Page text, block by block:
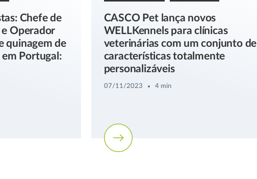
Chefe de
Operador
quinagem de
em Portugal:
CASCO Pet lança novos
WELLKennels para clínicas
veterinárias com um conjunto de
características totalmente
personalizáveis
07/11/2023 4 min